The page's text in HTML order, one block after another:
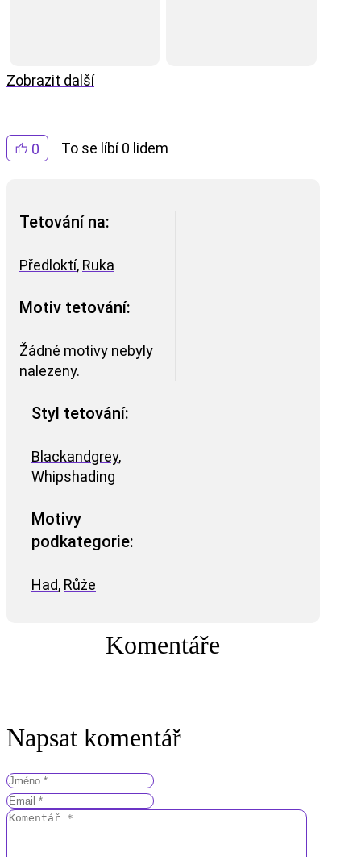
0 To se líbí 0 lidem
Tetování na:
Předloktí, Ruka
Motiv tetování:
Žádné motivy nebyly
nalezeny.
Styl tetování:
Blackandgrey,
Whipshading
Motivy
podkategorie:
Had, Růže
Komentáře
Napsat komentář
Zobrazit další